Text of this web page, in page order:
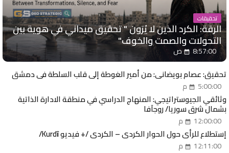
تحقيقات
الرقة: الكرد الذين لا يُرَون " تحقيق ميداني في هوية بين
التحولات والصمت والخوف"
8:57:00 ص
تحقيق: عصام بويضاني: من أمير الغوطة إلى قلب السلطة في دمشق
5:00:00 م
وثائقي الجيوستراتيجي: المنهاج الدراسي في منطقة الادارة الذاتية
بشمال شرق سوريا/ روجآفا
12:00:00 م
إستطلاع للرأي حول الحوار الكردي – الكردي /+ فيديو Kurdȋ/
12:11:00 م